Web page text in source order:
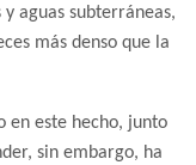
aguas subterráneas,
más denso que la
en este hecho, junto
sin embargo, ha